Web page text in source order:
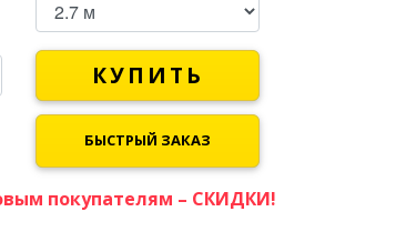
КУПИТЬ
БЫСТРЫЙ ЗАКАЗ
покупателям – СКИДКИ!